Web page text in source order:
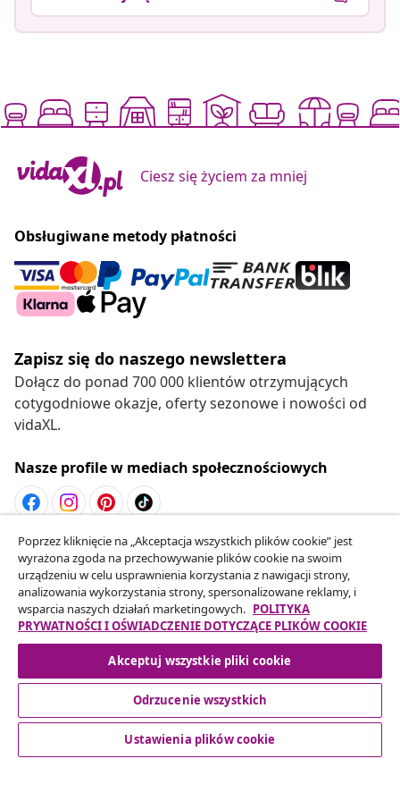
Ciesz się życiem za mniej
Obsługiwane metody płatności
Zapisz się do naszego newslettera
Dołącz do ponad 700 000 klientów otrzymujących
cotygodniowe okazje, oferty sezonowe i nowości od
vidaXL.
Nasze profile w mediach społecznościowych
Odstąpienie od umowy
Złóż wniosek o odstąpienie od umowy dotyczącej
Twojego zamówienia.
Odstąpienie od umowy
Obsługa Klienta
Poprzez kliknięcie na „Akceptacja wszystkich plików cookie” jest
wyrażona zgoda na przechowywanie plików cookie na swoim
urządzeniu w celu usprawnienia korzystania z nawigacji strony,
analizowania wykorzystania strony, spersonalizowane reklamy, i
wsparcia naszych działań marketingowych. POLITYKA
PRYWATNOŚCI I OŚWIADCZENIE DOTYCZĄCE PLIKÓW COOKIE
Akceptuj wszystkie pliki cookie
Odrzucenie wszystkich
Ustawienia plików cookie